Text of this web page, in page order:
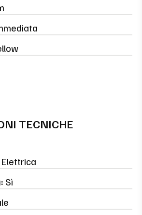
TECNICHE
Elettrica
Sì